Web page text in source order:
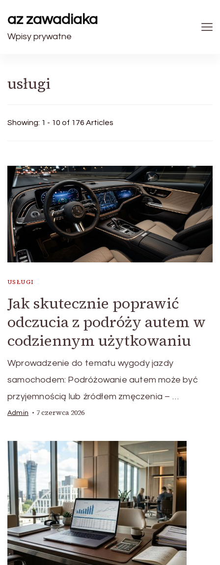
az zawadiaka
Wpisy prywatne
usługi
Showing: 1 - 10 of 176 Articles
USŁUGI
Jak skutecznie poprawić
odczucia z podróży autem w
codziennym użytkowaniu
Wprowadzenie do tematu wygody jazdy
samochodem: Podróżowanie autem może być
przyjemnością lub źródłem zmęczenia – …
Admin 7 czerwca 2026